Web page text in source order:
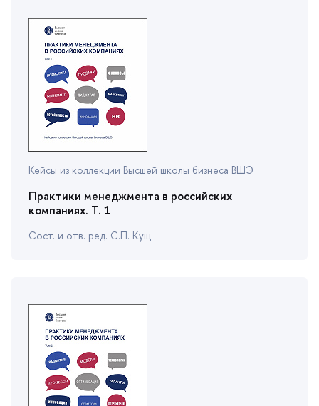
Кейсы из коллекции Высшей школы бизнеса ВШЭ
Практики менеджмента в российских
компаниях. Т. 1
Сост. и отв. ред. С.П. Кущ